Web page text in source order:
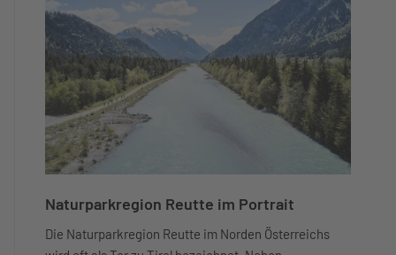
Naturparkregion Reutte im Portrait
Die Naturparkregion Reutte im Norden Österreichs